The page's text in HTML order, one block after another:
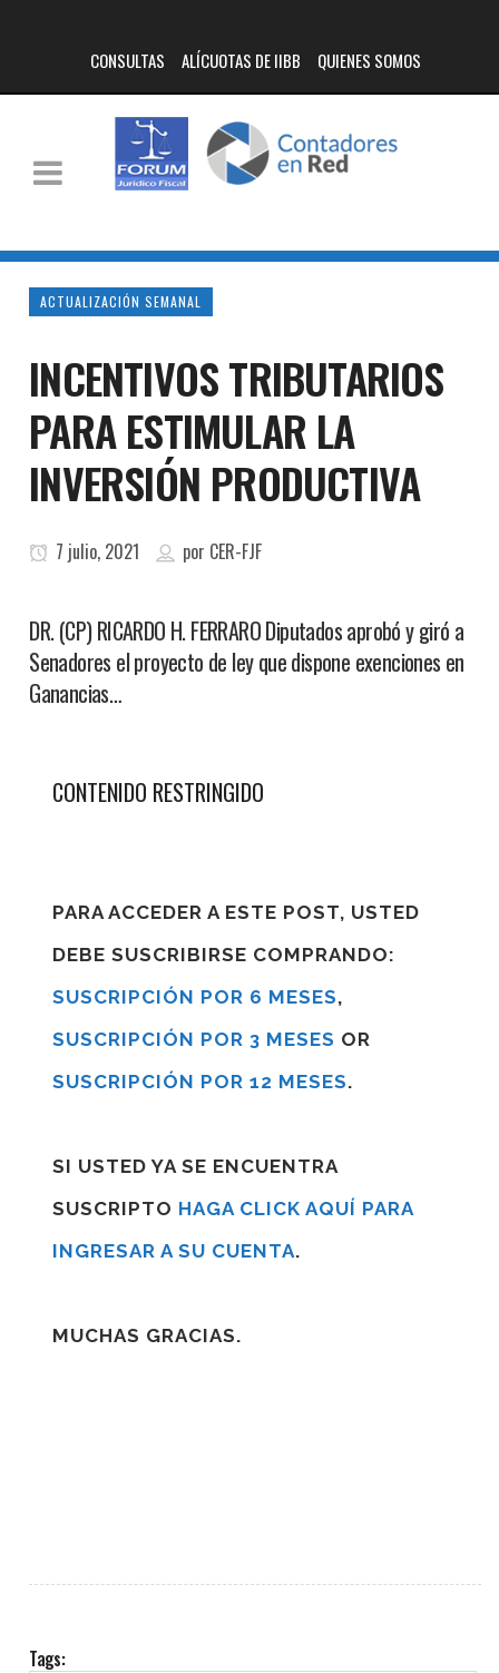
CONSULTAS ALÍCUOTAS DE IIBB QUIENES SOMOS
ACTUALIZACIÓN SEMANAL
INCENTIVOS TRIBUTARIOS
PARA ESTIMULAR LA
INVERSIÓN PRODUCTIVA
7 julio, 2021 por CER-FJF
DR. (CP) RICARDO H. FERRARO Diputados aprobó y giró a
Senadores el proyecto de ley que dispone exenciones en
Ganancias…
CONTENIDO RESTRINGIDO
PARA ACCEDER A ESTE POST, USTED
DEBE SUSCRIBIRSE COMPRANDO:
SUSCRIPCIÓN POR 6 MESES,
SUSCRIPCIÓN POR 3 MESES OR
SUSCRIPCIÓN POR 12 MESES.
SI USTED YA SE ENCUENTRA
SUSCRIPTO HAGA CLICK AQUÍ PARA
INGRESAR A SU CUENTA.
MUCHAS GRACIAS.
Tags: